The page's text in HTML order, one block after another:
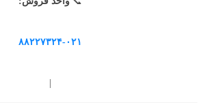
۸۸۲۲۷۳۲۴-۰۲۱